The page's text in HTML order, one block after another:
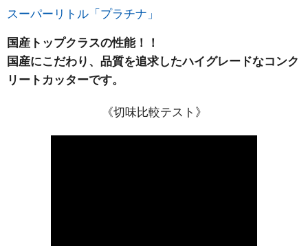
スーパーリトル「プラチナ」
国産トップクラスの性能！！
国産にこだわり、品質を追求したハイグレードなコンク
リートカッターです。
《切味比較テスト》